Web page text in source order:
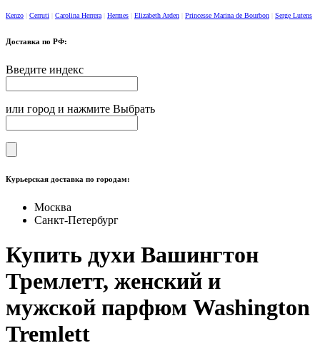
Kenzo Cerruti Carolina Herrera Hermes Elizabeth Arden Princesse Marina de Bourbon Serge Lutens
Доставка по РФ:
Введите индекс
или город и нажмите Выбрать
Курьерская доставка по городам:
Москва
Санкт-Петербург
Купить духи Вашингтон
Тремлетт, женский и
мужской парфюм Washington
Tremlett